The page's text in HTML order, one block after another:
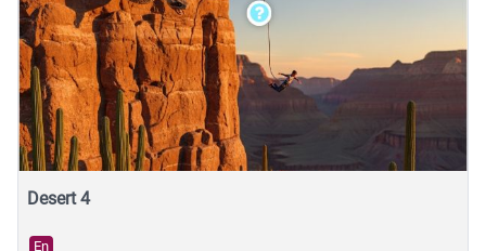
Desert 4
En